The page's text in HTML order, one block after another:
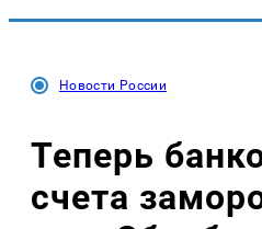
Новости России
Теперь
счета